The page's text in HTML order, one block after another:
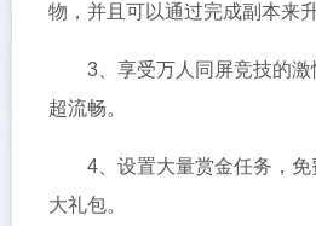
物，并且可以通过完成副本来
3、享受万人同屏竞技的
超流畅。
4、设置大量赏金任务，
大礼包。